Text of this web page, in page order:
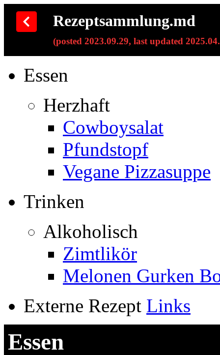
Rezeptsammlung.md
(posted 2023.09.29, last updated
Essen
Herzhaft
Cowboysalat
Pfundstopf
Vegane Pizzasuppe
Trinken
Alkoholisch
Zimtlikör
Melonen Gurken
Externe Rezept Links
Essen